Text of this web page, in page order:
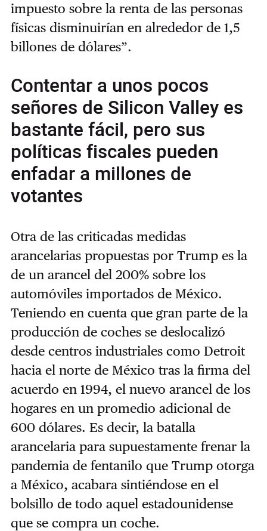
impuesto sobre la renta de las personas
físicas disminuirían en alrededor de 1,5
billones de dólares”.
Contentar a unos pocos
señores de Silicon Valley es
bastante fácil, pero sus
políticas fiscales pueden
enfadar a millones de
votantes
Otra de las criticadas medidas
arancelarias propuestas por Trump es la
de un arancel del 200% sobre los
automóviles importados de México.
Teniendo en cuenta que gran parte de la
producción de coches se deslocalizó
desde centros industriales como Detroit
hacia el norte de México tras la firma del
acuerdo en 1994, el nuevo arancel de los
hogares en un promedio adicional de
600 dólares. Es decir, la batalla
arancelaria para supuestamente frenar la
pandemia de fentanilo que Trump otorga
a México, acabara sintiéndose en el
bolsillo de todo aquel estadounidense
que se compra un coche.